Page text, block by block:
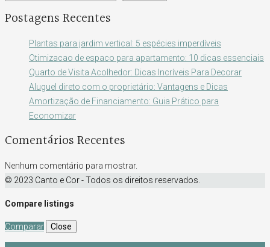
Postagens Recentes
Plantas para jardim vertical: 5 espécies imperdíveis
Otimizacao de espaco para apartamento: 10 dicas essenciais
Quarto de Visita Acolhedor: Dicas Incríveis Para Decorar
Aluguel direto com o proprietário: Vantagens e Dicas
Amortização de Financiamento: Guia Prático para
Economizar
Comentários Recentes
Nenhum comentário para mostrar.
© 2023 Canto e Cor - Todos os direitos reservados.
Compare listings
Comparar Close